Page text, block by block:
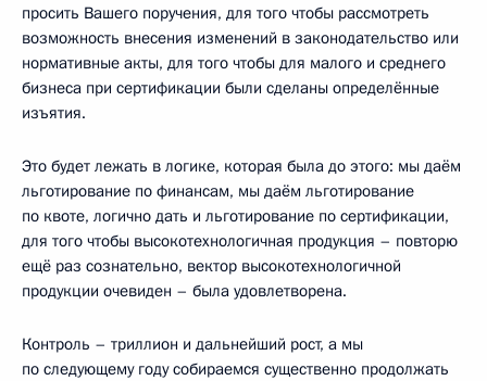
просить Вашего поручения, для того чтобы рассмотреть
возможность внесения изменений в законодательство или
нормативные акты, для того чтобы для малого и среднего
бизнеса при сертификации были сделаны определённые
изъятия.
Это будет лежать в логике, которая была до этого: мы даём
льготирование по финансам, мы даём льготирование
по квоте, логично дать и льготирование по сертификации,
для того чтобы высокотехнологичная продукция – повторю
ещё раз сознательно, вектор высокотехнологичной
продукции очевиден – была удовлетворена.
Контроль – триллион и дальнейший рост, а мы
по следующему году собираемся существенно продолжать